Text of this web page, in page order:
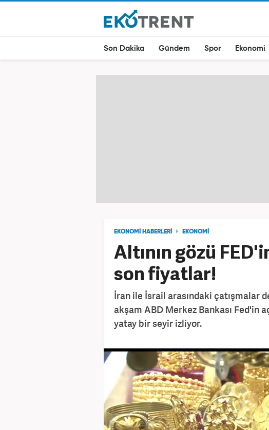
Son Dakika Gündem Spor Ekonomi
EKONOMİ HABERLERİ EKONOMİ
Altının gözü
son fiyatlar!
İran ile İsrail arasındaki çatışmalar
akşam ABD Merkez Bankası Fed'in
yatay bir seyir izliyor.